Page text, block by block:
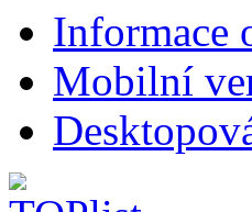
Informace
Mobilní